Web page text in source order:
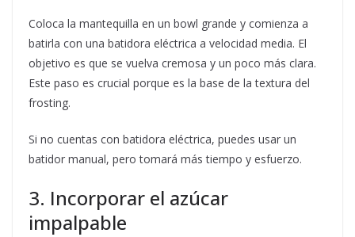
Coloca la mantequilla en un bowl grande y comienza a
batirla con una batidora eléctrica a velocidad media. El
objetivo es que se vuelva cremosa y un poco más clara.
Este paso es crucial porque es la base de la textura del
frosting.
Si no cuentas con batidora eléctrica, puedes usar un
batidor manual, pero tomará más tiempo y esfuerzo.
3. Incorporar el azúcar
impalpable